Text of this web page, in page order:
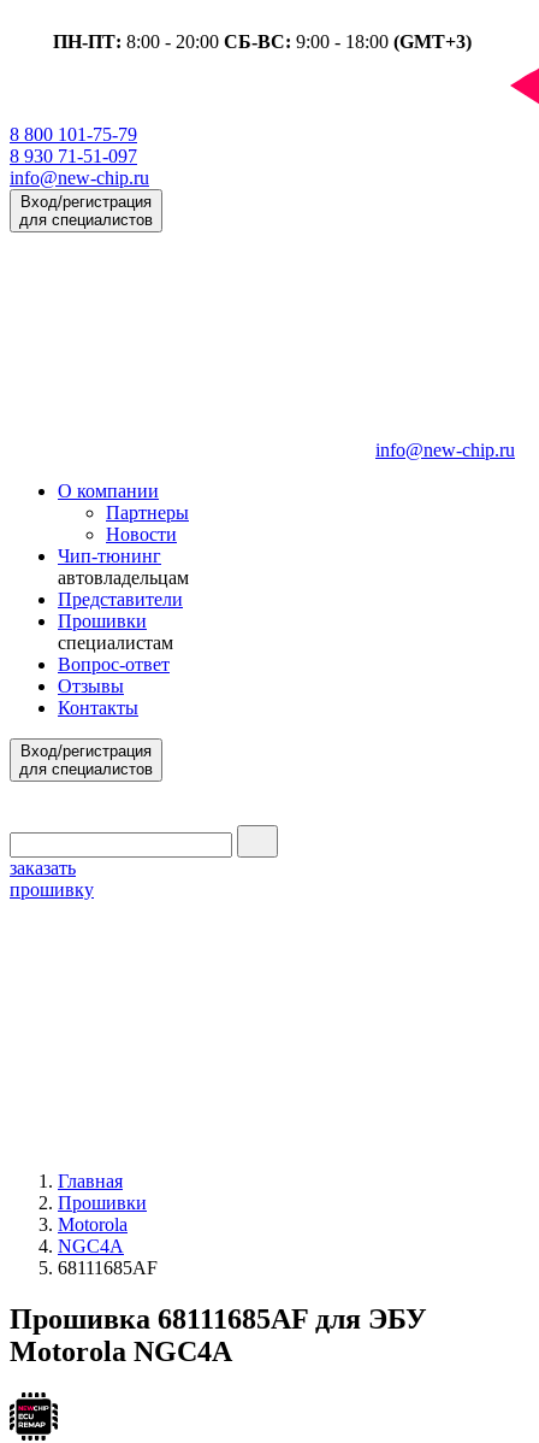
ПН-ПТ: 8:00 - 20:00 СБ-ВС: 9:00 - 18:00 (GMT+3)
8 800 101-75-79
8 930 71-51-097
info@new-chip.ru
Вход/регистрация
для специалистов
info@new-chip.ru
О компании
Партнеры
Новости
Чип-тюнинг
автовладельцам
Представители
Прошивки
специалистам
Вопрос-ответ
Отзывы
Контакты
Вход/регистрация
для специалистов
заказать
прошивку
Главная
Прошивки
Motorola
NGC4A
68111685AF
Прошивка 68111685AF для ЭБУ
Motorola NGC4A